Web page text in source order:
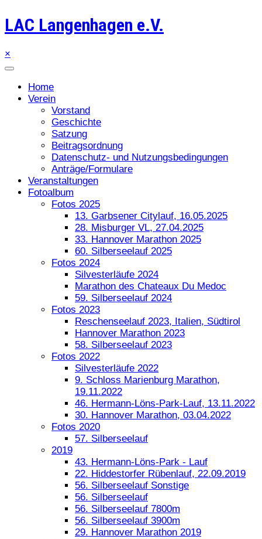
LAC Langenhagen e.V.
×
Home
Verein
Vorstand
Geschichte
Satzung
Beitragsordnung
Datenschutz- und Nutzungsbedingungen
Anträge/Formulare
Veranstaltungen
Fotoalbum
Fotos 2025
13. Garbsener Citylauf, 16.05.2025
28. Misburger VL, 27.04.2025
33. Hannover Marathon 2025
60. Silberseelauf 2025
Fotos 2024
Silvesterläufe 2024
Marathon des Chateaux Du Medoc
59. Silberseelauf 2024
Fotos 2023
Reschenseelauf 2023, Italien, Südtirol
Hannover Marathon 2023
58. Silberseelauf 2023
Fotos 2022
Silvesterläufe 2022
9. Schloss Marienburg Marathon,
19.11.2022
46. Hermann-Löns-Park-Lauf, 13.11.2022
30. Hannover Marathon, 03.04.2022
Fotos 2020
57. Silberseelauf
2019
43. Hermann-Löns-Park - Lauf
22. Hiddestorfer Rübenlauf, 22.09.2019
56. Silberseelauf Sonstige
56. Silberseelauf
56. Silberseelauf 7800m
56. Silberseelauf 3900m
29. Hannover Marathon 2019